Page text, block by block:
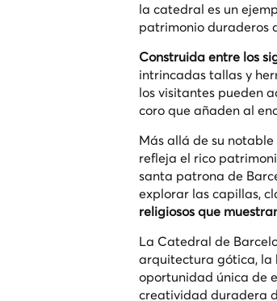
la catedral es un
patrimonio duraderos
Construida entre los
intrincadas tallas y
los visitantes pueden
coro que añaden al
Más allá de su
refleja el rico
santa patrona de
explorar las capillas,
religiosos que
La Catedral de
arquitectura gótica, la
oportunidad única de
creatividad duradera